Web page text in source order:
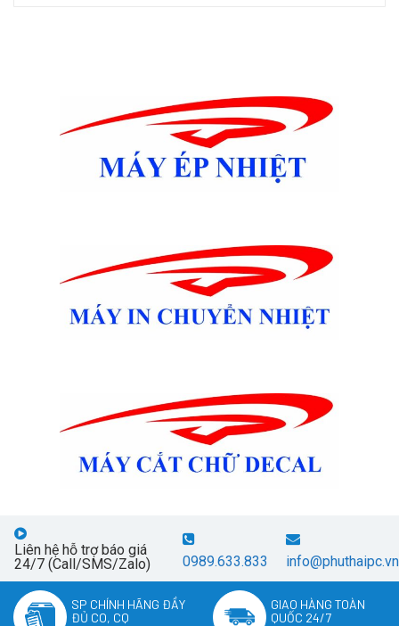
Liên hệ hỗ trợ báo giá
24/7 (Call/SMS/Zalo)
0989.633.833 info@phuthaipc.vn
SP CHÍNH HÃNG ĐẦY
ĐỦ CO, CQ
GIAO HÀNG TOÀN
QUỐC 24/7